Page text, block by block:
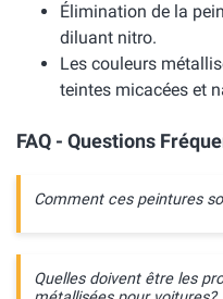
Élimination de la
diluant nitro.
Les couleurs
teintes micacées et
FAQ - Questions
Comment ces peintures
Quelles doivent être les